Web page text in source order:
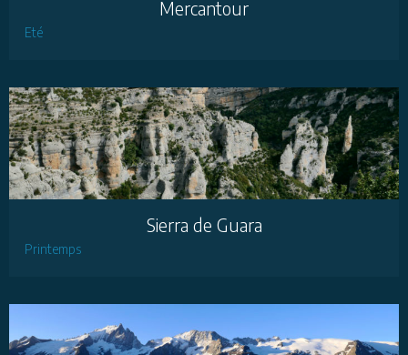
Mercantour
Eté
Sierra de Guara
Printemps